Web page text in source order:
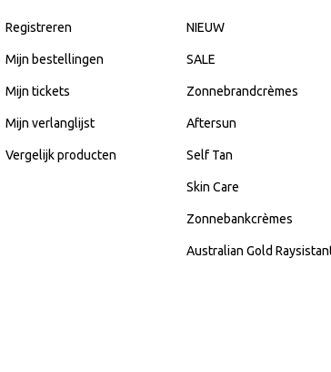
Registreren
Mijn bestellingen
Mijn tickets
Mijn verlanglijst
Vergelijk producten
NIEUW
SALE
Zonnebrandcrèmes
Aftersun
Self Tan
Skin Care
Zonnebankcrèmes
Australian Gold